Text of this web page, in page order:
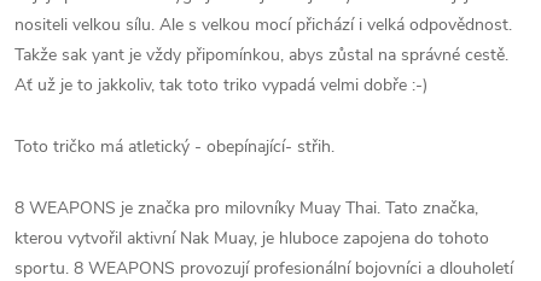
nositeli velkou sílu. Ale s velkou mocí přichází i velká odpovědnost.
Takže sak yant je vždy připomínkou, abys zůstal na správné cestě.
Ať už je to jakkoliv, tak toto triko vypadá velmi dobře :-)
Toto tričko má atletický - obepínající- střih.
8 WEAPONS je značka pro milovníky Muay Thai. Tato značka,
kterou vytvořil aktivní Nak Muay, je hluboce zapojena do tohoto
sportu. 8 WEAPONS provozují profesionální bojovníci a dlouholetí